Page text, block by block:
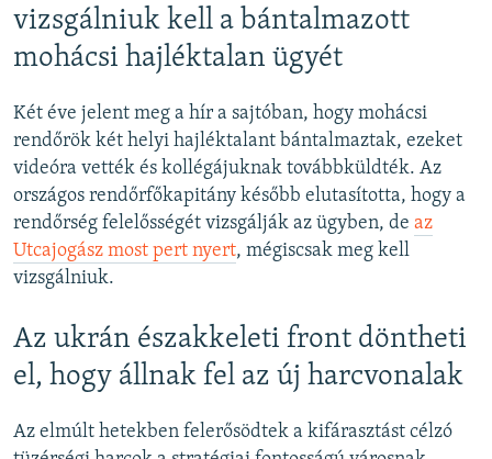
vizsgálniuk kell a bántalmazott
mohácsi hajléktalan ügyét
Két éve jelent meg a hír a sajtóban, hogy mohácsi
rendőrök két helyi hajléktalant bántalmaztak, ezeket
videóra vették és kollégájuknak továbbküldték. Az
országos rendőrfőkapitány később elutasította, hogy a
rendőrség felelősségét vizsgálják az ügyben, de az
Utcajogász most pert nyert, mégiscsak meg kell
vizsgálniuk.
Az ukrán északkeleti front döntheti
el, hogy állnak fel az új harcvonalak
Az elmúlt hetekben felerősödtek a kifárasztást célzó